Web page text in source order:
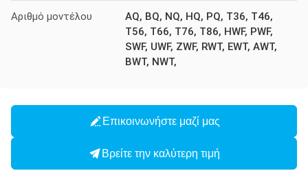
Αριθμό μοντέλου
AQ, BQ, NQ, HQ, PQ, T36, T46,
T56, T66, T76, T86, HWF, PWF,
SWF, UWF, ZWF, RWT, EWT, AWT,
BWT, NWT,
Επικοινωνήστε μαζί μας
Βρείτε την καλύτερη τιμή